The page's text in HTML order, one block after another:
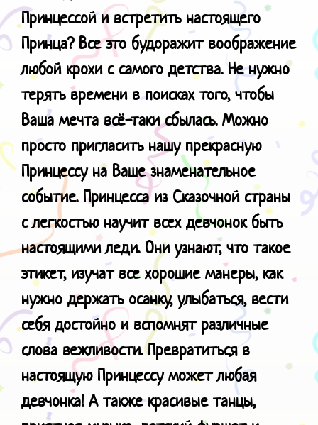
Принцессой и встретить настоящего
Принца? Все это будоражит воображение
любой крохи с самого детства. Не нужно
терять времени в поисках того, чтобы
Ваша мечта всё-таки сбылась. Можно
просто пригласить нашу прекрасную
Принцессу на Ваше знаменательное
событие. Принцесса из Сказочной страны
с легкостью научит всех девчонок быть
настоящими леди. Они узнают, что такое
этикет, изучат все хорошие манеры, как
нужно держать осанку, улыбаться, вести
себя достойно и вспомнят различные
слова вежливости. Превратиться в
настоящую Принцессу может любая
девчонка! А также красивые танцы,